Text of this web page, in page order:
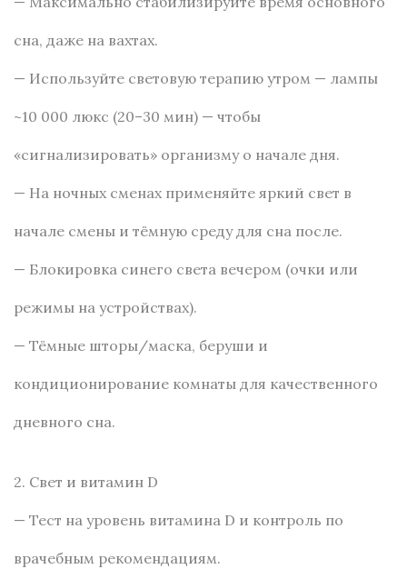
сна, даже на вахтах.
— Используйте световую терапию утром — лампы
~10 000 люкс (20–30 мин) — чтобы
«сигнализировать» организму о начале дня.
— На ночных сменах применяйте яркий свет в
начале смены и тёмную среду для сна после.
— Блокировка синего света вечером (очки или
режимы на устройствах).
— Тёмные шторы/маска, беруши и
кондиционирование комнаты для качественного
дневного сна.
2. Свет и витамин D
— Тест на уровень витамина D и контроль по
врачебным рекомендациям.